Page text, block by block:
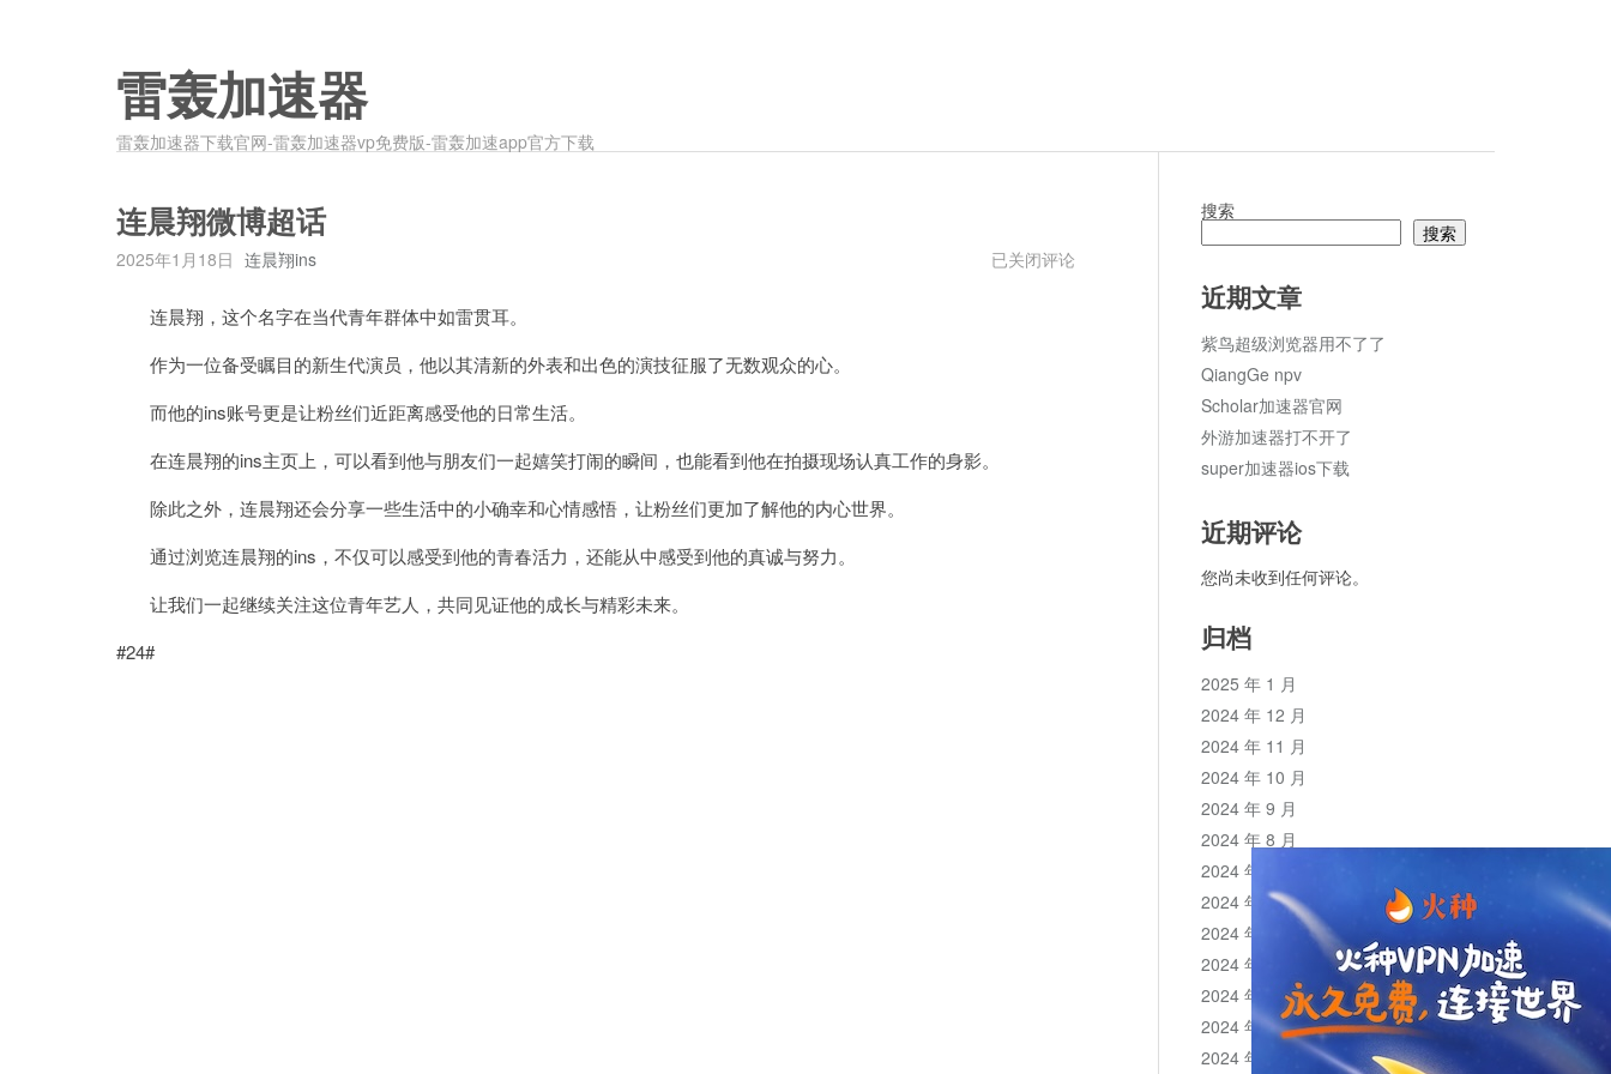
雷轰加速器
雷轰加速器下载官网-雷轰加速器vp免费版-雷轰加速app官方下载
连晨翔微博超话
2025年1月18日 连晨翔ins
连
已关闭评论
连晨翔，这个名字在当代青年群体中如雷贯耳。
作为一位备受瞩目的新生代演员，他以其清新的外表和出色的演技征服了无数观众的心。
而他的ins账号更是让粉丝们近距离感受他的日常生活。
在连晨翔的ins主页上，可以看到他与朋友们一起嬉笑打闹的瞬间，也能看到他在拍摄现场认真工作的身影。
除此之外，连晨翔还会分享一些生活中的小确幸和心情感悟，让粉丝们更加了解他的内心世界。
通过浏览连晨翔的ins，不仅可以感受到他的青春活力，还能从中感受到他的真诚与努力。
让我们一起继续关注这位青年艺人，共同见证他的成长与精彩未来。
#24#
搜索
搜索
近期文章
紫鸟超级浏览器用不了了
QiangGe npv
Scholar加速器官网
外游加速器打不开了
super加速器ios下载
近期评论
您尚未收到任何评论。
归档
2025 年 1 月
2024 年 12 月
2024 年 11 月
2024 年 10 月
2024 年 9 月
2024 年 8 月
2024 年 7 月
2024 年 6 月
2024 年 5 月
2024 年 4 月
2024 年 3 月
2024 年 2 月
2024 年 1 月